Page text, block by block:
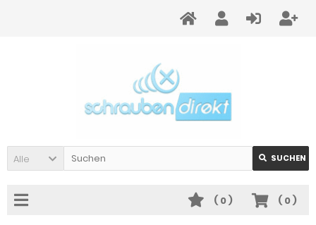
Alle SUCHEN
( 0)
( 0)